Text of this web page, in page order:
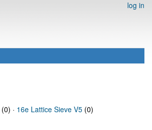
log in
(0) · 16e Lattice Sieve V5 (0)